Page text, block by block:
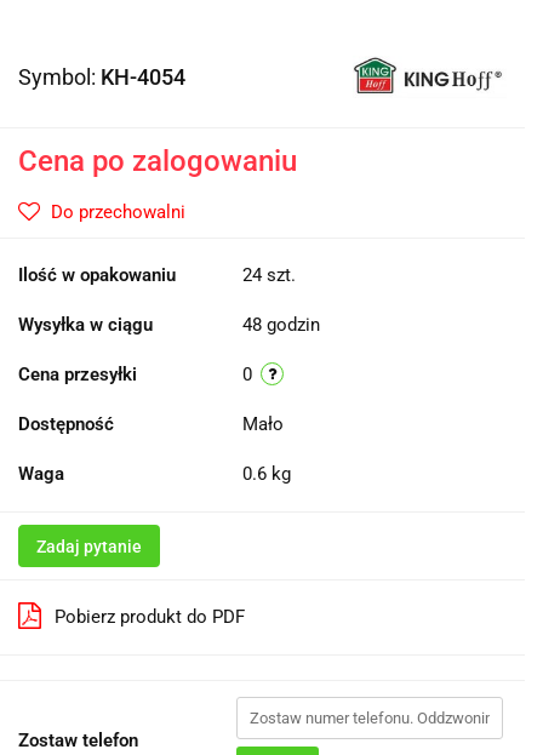
Symbol: KH-4054
Cena po zalogowaniu
Do przechowalni
Ilość w opakowaniu 24 szt.
Wysyłka w ciągu 48 godzin
Cena przesyłki 0
Dostępność Mało
Waga 0.6 kg
Zadaj pytanie
Pobierz produkt do PDF
Zostaw telefon